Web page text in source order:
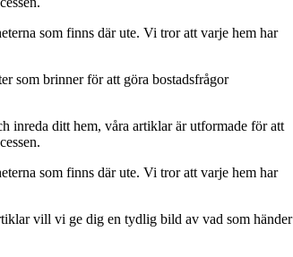
som finns där ute. Vi tror att varje hem har
som brinner för att göra bostadsfrågor
inreda ditt hem, våra artiklar är utformade för att
som finns där ute. Vi tror att varje hem har
vill vi ge dig en tydlig bild av vad som händer